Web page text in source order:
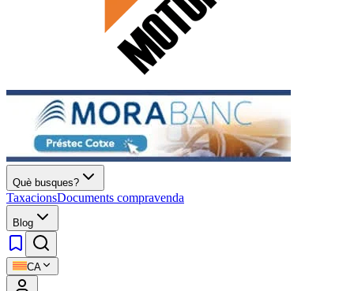
Què busques?
TaxacionsDocuments compravenda
Blog
CA